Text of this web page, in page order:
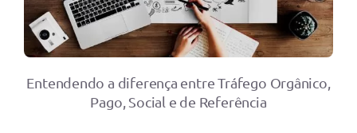
Entendendo a diferença entre Tráfego Orgânico,
Pago, Social e de Referência